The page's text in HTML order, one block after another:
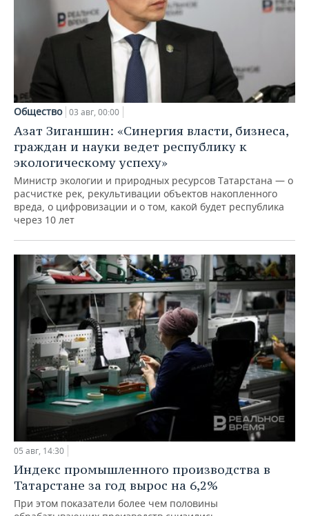
Общество 03 авг, 00:00
Азат Зиганшин: «Синергия власти, бизнеса,
граждан и науки ведет республику к
экологическому успеху»
Министр экологии и природных ресурсов Татарстана — о
расчистке рек, рекультивации объектов накопленного
вреда, о цифровизации и о том, какой будет республика
через 10 лет
05 авг, 14:30
Индекс промышленного производства в
Татарстане за год вырос на 6,2%
При этом показатели более чем половины